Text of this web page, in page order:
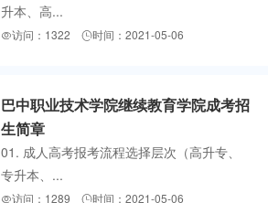
升本、高...
访问：1322 时间：2021-05-06
巴中职业技术学院继续教育学院成考招
生简章
01. 成人高考报考流程选择层次（高升专、
专升本、...
访问：1289 时间：2021-05-06